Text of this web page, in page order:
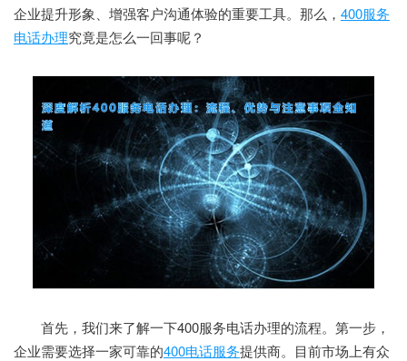
企业提升形象、增强客户沟通体验的重要工具。那么， 400服务
电话办理究竟是怎么一回事呢？
首先，我们来了解一下400服务电话办理的流程。第一步，
企业需要选择一家可靠的400电话服务提供商。目前市场上有众